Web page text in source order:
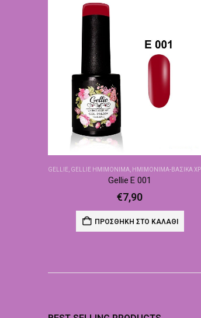
GELLIE, GELLIE ΗΜΙΜΌΝΙΜΑ, ΗΜΙΜΌΝΙΜΑ-ΒΑΣΙΚΆ
Gellie E 001
€7,90
ΠΡΟΣΘΉΚΗ ΣΤΟ ΚΑΛΆΘΙ